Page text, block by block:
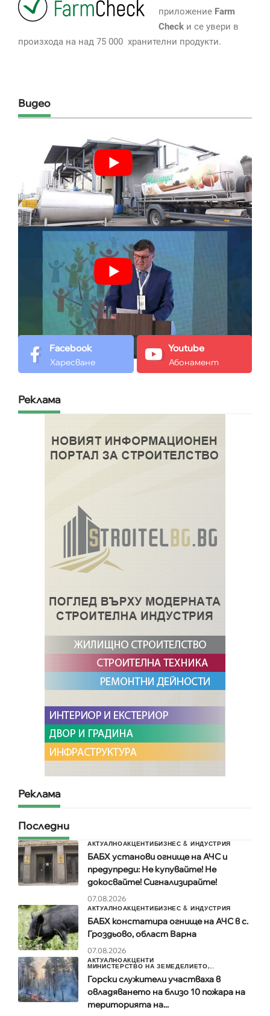
приложение Farm
Checkи се увери в
произхода на над 75 000 хранителни продукти.
Видео
Facebook
Харесване
Youtube
Абонамент
Реклама
Реклама
Последни
АКТУАЛНОАКЦЕНТИБИЗНЕС & ИНДУСТРИЯ
БАБХ установи огнище на АЧС и
предупреди: Не купувайте! Не
докосвайте! Сигнализирайте!
07.08.2026
АКТУАЛНОАКЦЕНТИБИЗНЕС & ИНДУСТРИЯ
БАБХ констатира огнище на АЧС в с.
Гроздьово, област Варна
07.08.2026
АКТУАЛНОАКЦЕНТИ
МИНИСТЕРСТВО НА ЗЕМЕДЕЛИЕТО,...
Горски служители участваха в
овладяването на близо 10 пожара на
територията на...